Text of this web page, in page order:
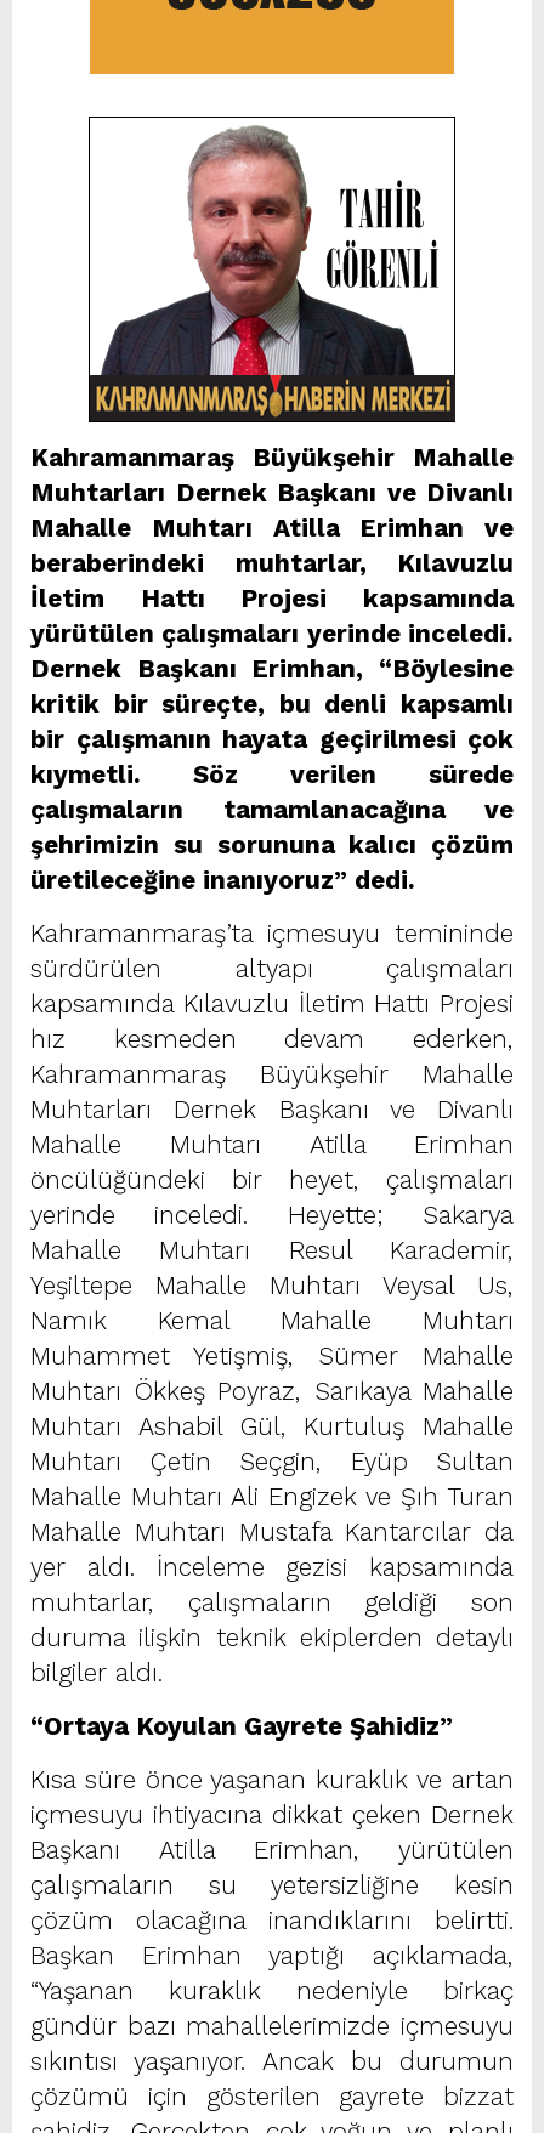
Kahramanmaraş Büyükşehir Mahalle
Muhtarları Dernek Başkanı ve Divanlı
Mahalle Muhtarı Atilla Erimhan ve
beraberindeki muhtarlar, Kılavuzlu
İletim Hattı Projesi kapsamında
yürütülen çalışmaları yerinde inceledi.
Dernek Başkanı Erimhan, “Böylesine
kritik bir süreçte, bu denli kapsamlı
bir çalışmanın hayata geçirilmesi çok
kıymetli. Söz verilen sürede
çalışmaların tamamlanacağına ve
şehrimizin su sorununa kalıcı çözüm
üretileceğine inanıyoruz” dedi.
Kahramanmaraş’ta içmesuyu temininde
sürdürülen altyapı çalışmaları
kapsamında Kılavuzlu İletim Hattı Projesi
hız kesmeden devam ederken,
Kahramanmaraş Büyükşehir Mahalle
Muhtarları Dernek Başkanı ve Divanlı
Mahalle Muhtarı Atilla Erimhan
öncülüğündeki bir heyet, çalışmaları
yerinde inceledi. Heyette; Sakarya
Mahalle Muhtarı Resul Karademir,
Yeşiltepe Mahalle Muhtarı Veysal Us,
Namık Kemal Mahalle Muhtarı
Muhammet Yetişmiş, Sümer Mahalle
Muhtarı Ökkeş Poyraz, Sarıkaya Mahalle
Muhtarı Ashabil Gül, Kurtuluş Mahalle
Muhtarı Çetin Seçgin, Eyüp Sultan
Mahalle Muhtarı Ali Engizek ve Şıh Turan
Mahalle Muhtarı Mustafa Kantarcılar da
yer aldı. İnceleme gezisi kapsamında
muhtarlar, çalışmaların geldiği son
duruma ilişkin teknik ekiplerden detaylı
bilgiler aldı.
“Ortaya Koyulan Gayrete Şahidiz”
Kısa süre önce yaşanan kuraklık ve artan
içmesuyu ihtiyacına dikkat çeken Dernek
Başkanı Atilla Erimhan, yürütülen
çalışmaların su yetersizliğine kesin
çözüm olacağına inandıklarını belirtti.
Başkan Erimhan yaptığı açıklamada,
“Yaşanan kuraklık nedeniyle birkaç
gündür bazı mahallelerimizde içmesuyu
sıkıntısı yaşanıyor. Ancak bu durumun
çözümü için gösterilen gayrete bizzat